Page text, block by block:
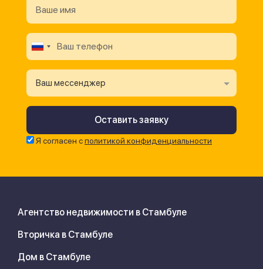
Ваш мессенджер
Я согласен сполитикой конфиденциальности
Агентство недвижимости в Стамбуле
Вторичка в Стамбуле
Дом в Стамбуле